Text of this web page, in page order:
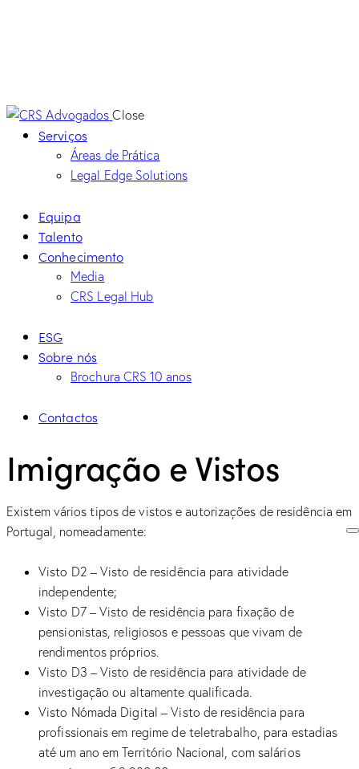
Close
Serviços
Áreas de Prática
Legal Edge Solutions
Equipa
Talento
Conhecimento
Media
CRS Legal Hub
ESG
Sobre nós
Brochura CRS 10 anos
Contactos
Imigração e Vistos
Existem vários tipos de vistos e autorizações de residência em
Portugal, nomeadamente:
Visto D2 – Visto de residência para atividade
independente;
Visto D7 – Visto de residência para fixação de
pensionistas, religiosos e pessoas que vivam de
rendimentos próprios.
Visto D3 – Visto de residência para atividade de
investigação ou altamente qualificada.
Visto Nómada Digital – Visto de residência para
profissionais em regime de teletrabalho, para estadias
até um ano em Território Nacional, com salários